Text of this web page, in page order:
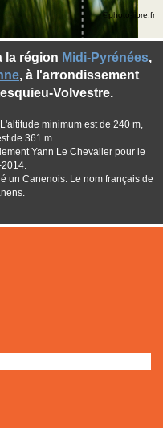
la région Midi-Pyrénées,
, à l'arrondissement
Volvestre.
minimum est de 240 m,
de 361 m.
Yann Le Chevalier pour le
un Canenois. Le nom français de
©photo-libre.fr